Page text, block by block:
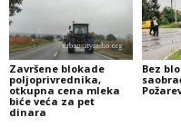
Završene blokade
poljoprivrednika,
otkupna cena mleka
biće veća za pet
dinara
Bez